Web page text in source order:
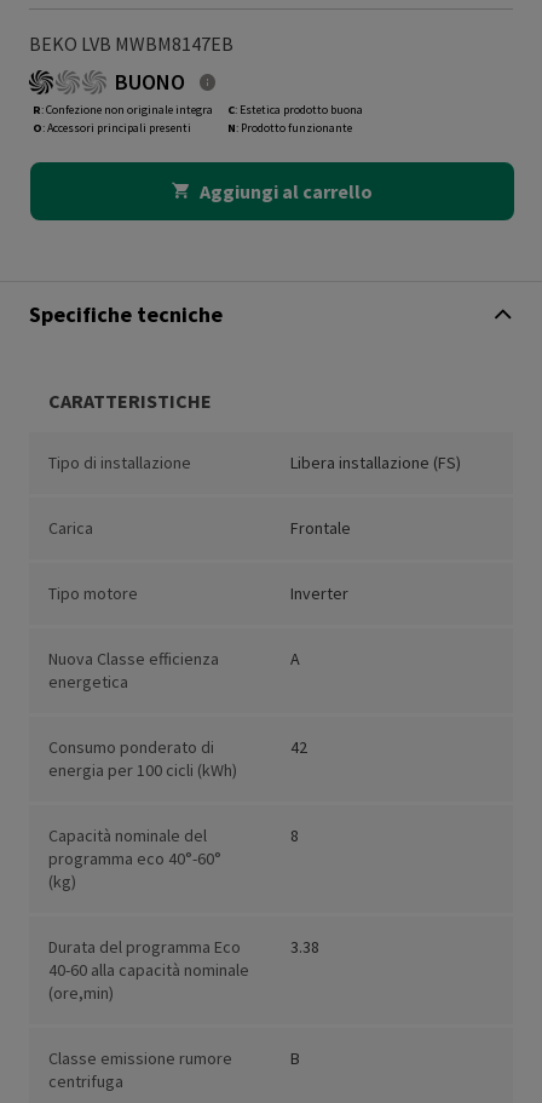
BEKO LVB MWBM8147EB
BUONO
R: Confezione non originale integra
O: Accessori principali presenti
C: Estetica prodotto buona
N: Prodotto funzionante
Aggiungi al carrello
Specifiche tecniche
CARATTERISTICHE
Tipo di installazione Libera installazione (FS)
Carica Frontale
Tipo motore Inverter
Nuova Classe efficienza
energetica
A
Consumo ponderato di
energia per 100 cicli (kWh)
42
Capacità nominale del
programma eco 40°-60°
(kg)
8
Durata del programma Eco
40-60 alla capacità nominale
(ore,min)
3.38
Classe emissione rumore
centrifuga
B